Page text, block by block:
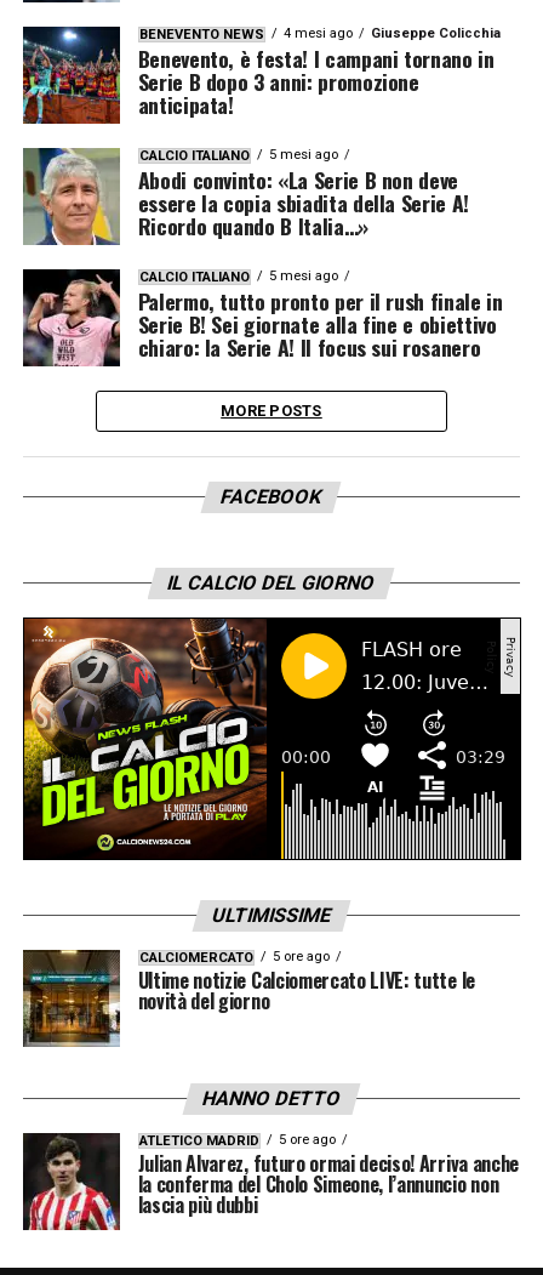
BENEVENTO NEWS 4 mesi ago Giuseppe Colicchia
Benevento, è festa! I campani tornano in
Serie B dopo 3 anni: promozione
anticipata!
CALCIO ITALIANO 5 mesi ago
Abodi convinto: «La Serie B non deve
essere la copia sbiadita della Serie A!
Ricordo quando B Italia…»
CALCIO ITALIANO 5 mesi ago
Palermo, tutto pronto per il rush finale in
Serie B! Sei giornate alla fine e obiettivo
chiaro: la Serie A! Il focus sui rosanero
MORE POSTS
FACEBOOK
IL CALCIO DEL GIORNO
ULTIMISSIME
CALCIOMERCATO 5 ore ago
Ultime notizie Calciomercato LIVE: tutte le
novità del giorno
HANNO DETTO
ATLETICO MADRID 5 ore ago
Julian Alvarez, futuro ormai deciso! Arriva anche
la conferma del Cholo Simeone, l’annuncio non
lascia più dubbi